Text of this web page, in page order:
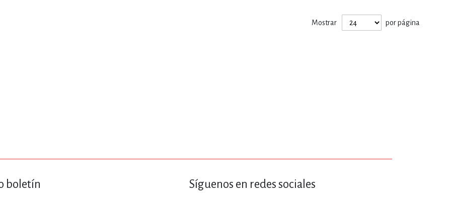
Mostrar por página
boletín Síguenos en redes sociales